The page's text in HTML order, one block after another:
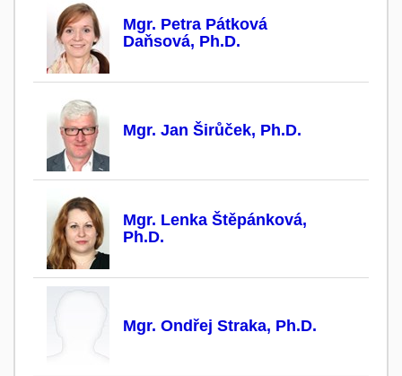
Mgr. Petra Pátková
Daňsová, Ph.D.
Mgr. Jan Širůček, Ph.D.
Mgr. Lenka Štěpánková,
Ph.D.
Mgr. Ondřej Straka, Ph.D.